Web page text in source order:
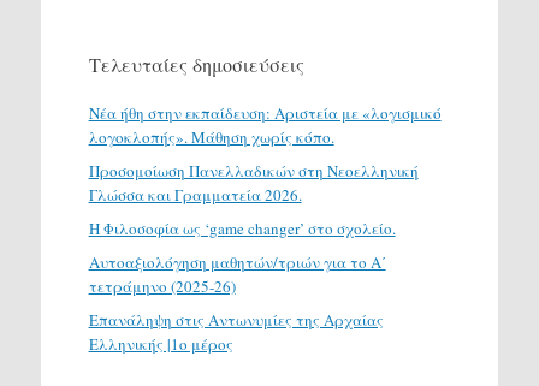
Τελευταίες δημοσιεύσεις
Νέα ήθη στην εκπαίδευση: Αριστεία με «λογισμικό
λογοκλοπής». Μάθηση χωρίς κόπο.
Προσομοίωση Πανελλαδικών στη Νεοελληνική
Γλώσσα και Γραμματεία 2026.
H Φιλοσοφία ως ‘game changer’ στο σχολείο.
Αυτοαξιολόγηση μαθητών/τριών για το Α΄
τετράμηνο (2025-26)
Επανάληψη στις Αντωνυμίες της Αρχαίας
Ελληνικής |1ο μέρος